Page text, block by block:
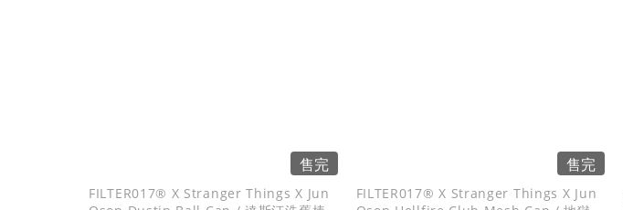
售完
FILTER017® X Stranger Things X Jun
售完
FILTER017® X Stranger Things X Jun